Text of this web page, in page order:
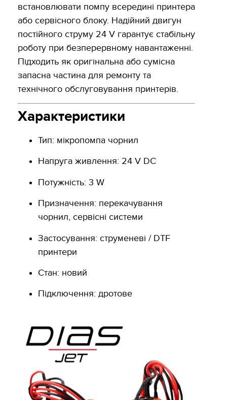
встановлювати помпу всередині принтера
або сервісного блоку. Надійний двигун
постійного струму 24 V гарантує стабільну
роботу при безперервному навантаженні.
Підходить як оригінальна або сумісна
запасна частина для ремонту та
технічного обслуговування принтерів.
Характеристики
Тип: мікропомпа чорнил
Напруга живлення: 24 V DC
Потужність: 3 W
Призначення: перекачування
чорнил, сервісні системи
Застосування: струменеві / DTF
принтери
Стан: новий
Підключення: дротове